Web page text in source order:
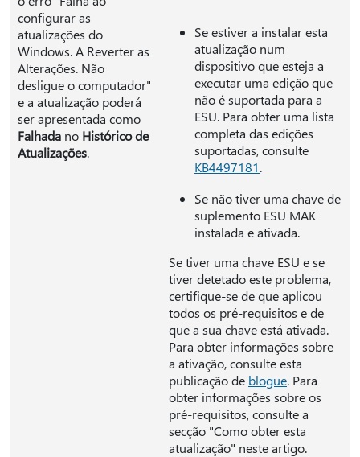
configurar as
atualizações do
Windows. A Reverter as
Alterações. Não
desligue o computador"
e a atualização poderá
ser apresentada como
Falhada no Histórico de
Atualizações.
Se estiver a instalar esta
atualização num
dispositivo que esteja a
executar uma edição que
não é suportada para a
ESU. Para obter uma lista
completa das edições
suportadas, consulte
KB4497181.
Se não tiver uma chave de
suplemento ESU MAK
instalada e ativada.
Se tiver uma chave ESU e se
tiver detetado este problema,
certifique-se de que aplicou
todos os pré-requisitos e de
que a sua chave está ativada.
Para obter informações sobre
a ativação, consulte esta
publicação de blogue. Para
obter informações sobre os
pré-requisitos, consulte a
secção "Como obter esta
atualização" neste artigo.